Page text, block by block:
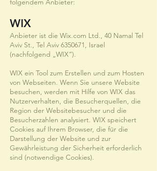
folgendem Anbieter:
WIX
Anbieter ist die Wix.com Ltd., 40 Namal Tel
Aviv St., Tel Aviv 6350671, Israel
(nachfolgend „WIX“).
WIX ein Tool zum Erstellen und zum Hosten
von Webseiten. Wenn Sie unsere Website
besuchen, werden mit Hilfe von WIX das
Nutzerverhalten, die Besucherquellen, die
Region der Websitebesucher und die
Besucherzahlen analysiert. WIX speichert
Cookies auf Ihrem Browser, die für die
Darstellung der Website und zur
Gewährleistung der Sicherheit erforderlich
sind (notwendige Cookies).